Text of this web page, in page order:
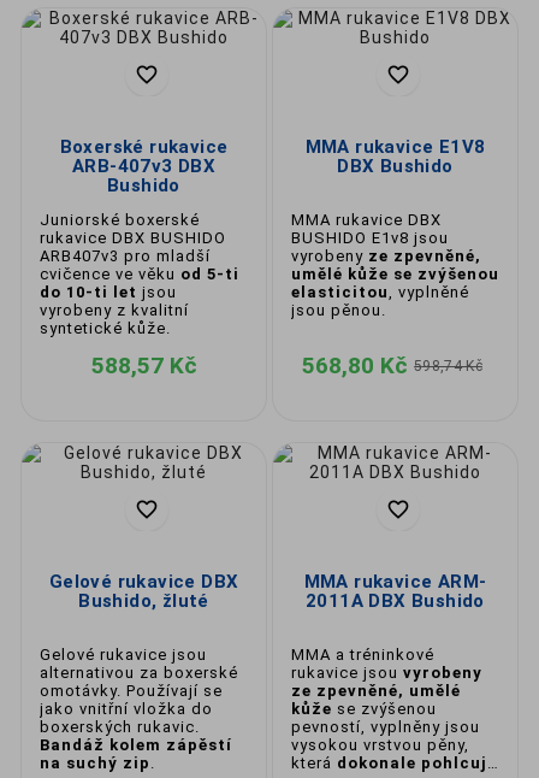
úchopy, ideální na grappling i údery. 🤼‍♂️
Tréninkové rukavice
– univerzální,
– měkčí, s
větším polstrováním pro bezpečný
navržené pro práci s boxovacím
pytlem.
Jak si vybrat správné rukavice?🤔
Typ sportu
– box, MMA, kickbox nebo
fitness box?
Velikost a hmotnost– rukavice se
obvykle udávají v uncích (oz); vyberte
podle typu tréninku a tělesné váhy.
Materiál
– pravá kůže pro
profesionály, syntetika pro
nasazování nebo šněrování pro
maximální fixaci.
Naše nabídka
boxerských a MMA rukavic:
varianty
Chraňte své ruce – jsou vaším největším
nástrojem v ringu i kleci! 💥🥊

Boxerské rukavice
ARB-407v3 DBX
Bushido
Juniorské boxerské
rukavice DBX BUSHIDO
ARB407v3 pro mladší
cvičence ve věku od 5-ti
do 10-ti let jsou
vyrobeny z kvalitní
syntetické kůže.
588,57 Kč

MMA rukavice E1V8
DBX Bushido
MMA rukavice DBX
BUSHIDO E1v8 jsou
vyrobeny ze zpevněné,
umělé kůže se zvýšenou
elasticitou, vyplněné
jsou pěnou.
568,80 Kč 598,74 Kč

Gelové rukavice DBX
Bushido, žluté
Gelové rukavice jsou
alternativou za boxerské
omotávky. Používají se
jako vnitřní vložka do
boxerských rukavic.
Bandáž kolem zápěstí
na suchý zip .

MMA rukavice ARM-
2011A DBX Bushido
MMA a tréninkové
rukavice jsou vyrobeny
ze zpevněné, umělé
kůže se zvýšenou
pevností, vyplněny jsou
vysokou vrstvou pěny,
která dokonale pohlcuje